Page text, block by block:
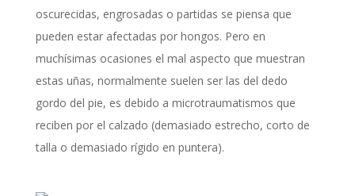
oscurecidas, engrosadas o partidas se piensa que
pueden estar afectadas por hongos. Pero en
muchísimas ocasiones el mal aspecto que muestran
estas uñas, normalmente suelen ser las del dedo
gordo del pie, es debido a microtraumatismos que
reciben por el calzado (demasiado estrecho, corto de
talla o demasiado rígido en puntera).